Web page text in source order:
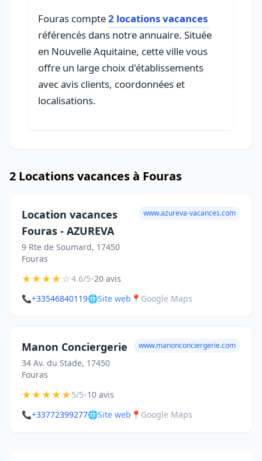
Fouras compte2 locations vacances
référencés dans notre annuaire. Située
en Nouvelle Aquitaine, cette ville vous
offre un large choix d'établissements
avec avis clients, coordonnées et
localisations.
2 Locations vacances à Fouras
Location vacances
Fouras - AZUREVA
9 Rte de Soumard, 17450
Fouras
www.azureva-vacances.com
★★★★☆4.6/5•20 avis
📞+33546840119🌐Site web 📍 Google Maps
Manon Conciergerie
34 Av. du Stade, 17450
Fouras
www.manonconciergerie.com
★★★★★5/5•10 avis
📞+33772399277🌐Site web 📍 Google Maps